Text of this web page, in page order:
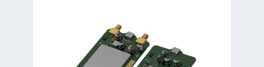
S
p
Z
o
l